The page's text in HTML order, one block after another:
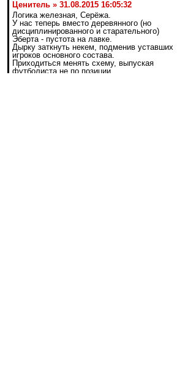
Ценитель » 31.08.2015 16:05:32
Логика железная, Серёжа.
У нас теперь вместо деревянного (но
дисциплинированного и старательного)
Эберта - пустота на лавке.
Дырку заткнуть некем, подменив уставших
игроков основного состава.
Приходиться менять схему, выпуская
футболиста не по позиции.